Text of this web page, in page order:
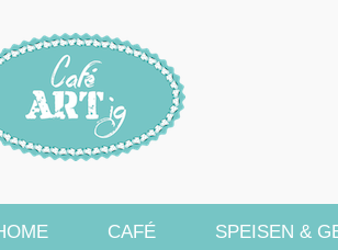
CAFÉ SPEISEN &